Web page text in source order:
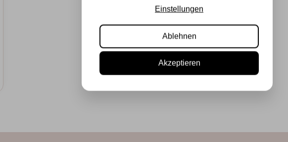
Einstellungen
Ablehnen
Akzeptieren